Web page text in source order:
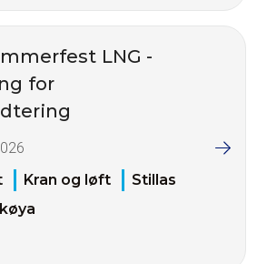
LNG -
for
Kran og løft
Stillas